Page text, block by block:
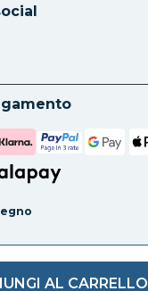
AL CARRELLO
scheda
una nuova scheda